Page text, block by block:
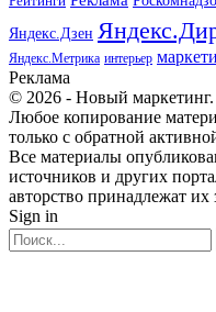
Яндекс.Дзен
Яндекс.Метрика интерьер
Реклама
© 2026 - Новый
Любое копирование
только с обратной
Все материалы
источников и других
авторство принадлежат
Sign in